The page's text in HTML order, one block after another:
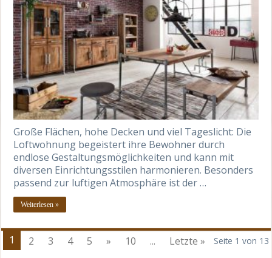
Große Flächen, hohe Decken und viel Tageslicht: Die
Loftwohnung begeistert ihre Bewohner durch
endlose Gestaltungsmöglichkeiten und kann mit
diversen Einrichtungsstilen harmonieren. Besonders
passend zur luftigen Atmosphäre ist der …
Weiterlesen »
Seite 1 von 13
1 2 3 4 5 » 10 ... Letzte »